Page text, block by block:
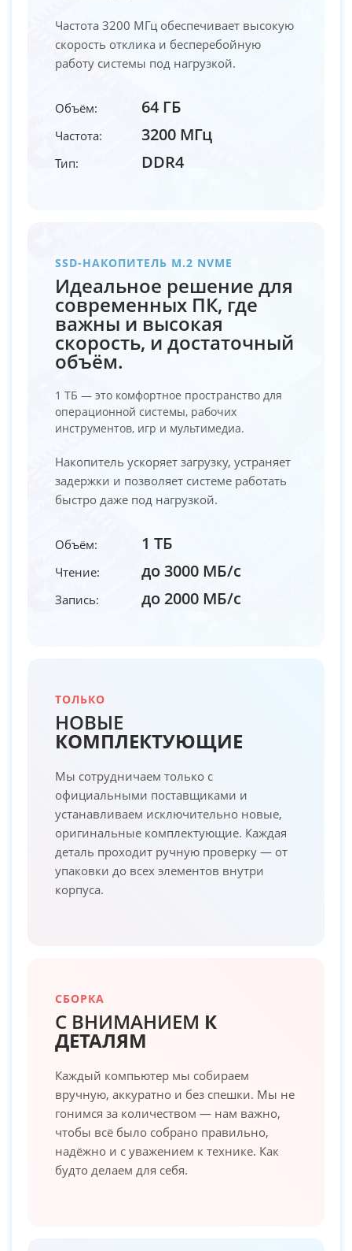
Частота 3200 МГц обеспечивает высокую
скорость отклика и бесперебойную
работу системы под нагрузкой.
Объём: 64 ГБ
Частота: 3200 МГц
Тип: DDR4
SSD-НАКОПИТЕЛЬ M.2 NVME
Идеальное решение для
современных ПК, где
важны и высокая
скорость, и достаточный
объём.
1 ТБ — это комфортное пространство для
операционной системы, рабочих
инструментов, игр и мультимедиа.
Накопитель ускоряет загрузку, устраняет
задержки и позволяет системе работать
быстро даже под нагрузкой.
Объём: 1 ТБ
Чтение: до 3000 МБ/с
Запись: до 2000 МБ/с
ТОЛЬКО
НОВЫЕ
КОМПЛЕКТУЮЩИЕ
Мы сотрудничаем только с
официальными поставщиками и
устанавливаем исключительно новые,
оригинальные комплектующие. Каждая
деталь проходит ручную проверку — от
упаковки до всех элементов внутри
корпуса.
СБОРКА
С ВНИМАНИЕМ К
ДЕТАЛЯМ
Каждый компьютер мы собираем
вручную, аккуратно и без спешки. Мы не
гонимся за количеством — нам важно,
чтобы всё было собрано правильно,
надёжно и с уважением к технике. Как
будто делаем для себя.